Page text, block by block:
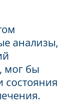
анализы,
мог бы
состояния